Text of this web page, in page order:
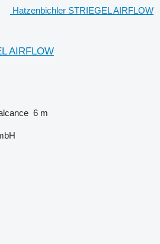
Hatzenbichler STRIEGEL AIRFLOW
AIRFLOW
6 m